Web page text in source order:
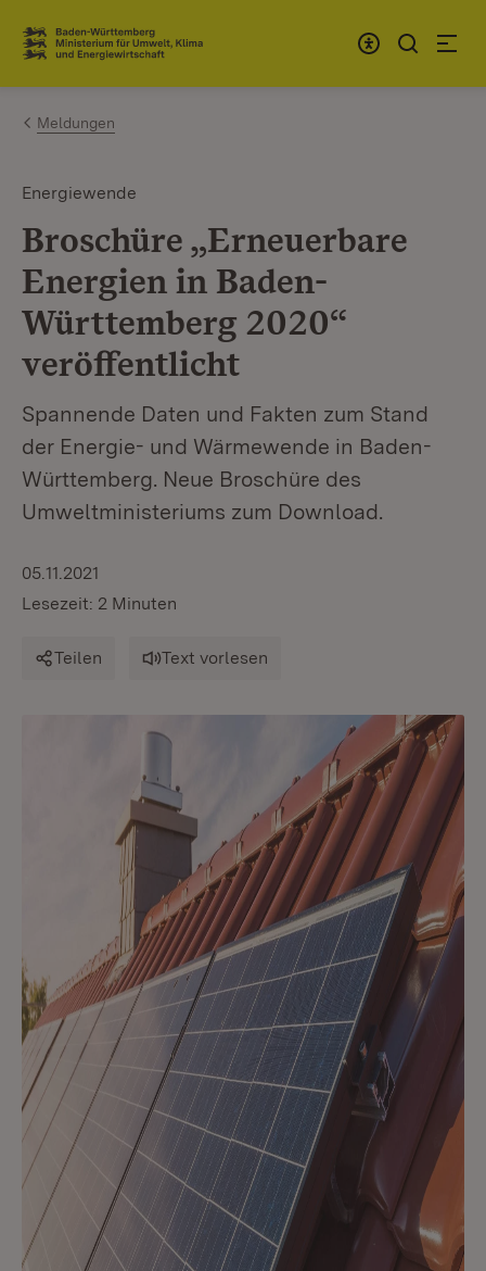
Zum Inhalt springen
Link zur Startseite
Meldungen
Energiewende
Broschüre „Erneuerbare
Energien in Baden-
Württemberg 2020“
veröffentlicht
Spannende Daten und Fakten zum Stand
der Energie- und Wärmewende in Baden-
Württemberg. Neue Broschüre des
Umweltministeriums zum Download.
05.11.2021
Lesezeit: 2 Minuten
Teilen Text vorlesen